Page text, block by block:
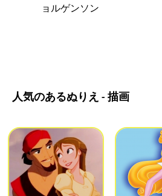
ョルゲンソン
人気のあるぬりえ - 描画